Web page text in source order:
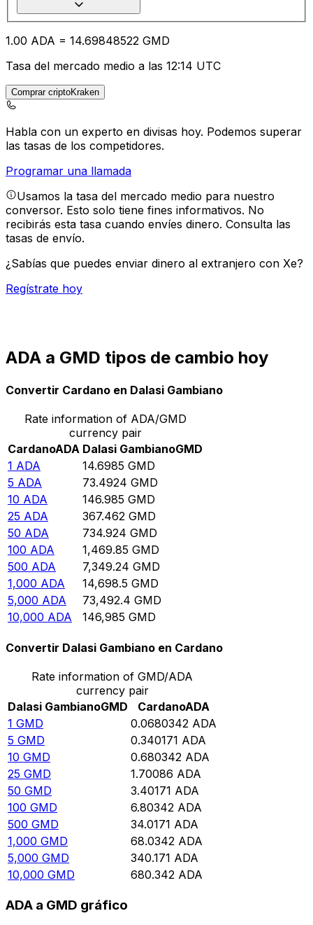
1.00 ADA = 14.69848522 GMD
Tasa del mercado medio a las 12:14 UTC
Comprar criptoKraken
Habla con un experto en divisas hoy. Podemos superar
las tasas de los competidores.
Programar una llamada
Usamos la tasa del mercado medio para nuestro
conversor. Esto solo tiene fines informativos. No
recibirás esta tasa cuando envíes dinero. Consulta las
tasas de envío.
¿Sabías que puedes enviar dinero al extranjero con Xe?
Regístrate hoy
ADA a GMD tipos de cambio hoy
Convertir Cardano en Dalasi Gambiano
Rate information of ADA/GMD
currency pair
CardanoADA Dalasi GambianoGMD
1 ADA 14.6985 GMD
5 ADA 73.4924 GMD
10 ADA 146.985 GMD
25 ADA 367.462 GMD
50 ADA 734.924 GMD
100 ADA 1,469.85 GMD
500 ADA 7,349.24 GMD
1,000 ADA 14,698.5 GMD
5,000 ADA 73,492.4 GMD
10,000 ADA 146,985 GMD
Convertir Dalasi Gambiano en Cardano
Rate information of GMD/ADA
currency pair
Dalasi GambianoGMD CardanoADA
1 GMD 0.0680342 ADA
5 GMD 0.340171 ADA
10 GMD 0.680342 ADA
25 GMD 1.70086 ADA
50 GMD 3.40171 ADA
100 GMD 6.80342 ADA
500 GMD 34.0171 ADA
1,000 GMD 68.0342 ADA
5,000 GMD 340.171 ADA
10,000 GMD 680.342 ADA
ADA a GMD gráfico